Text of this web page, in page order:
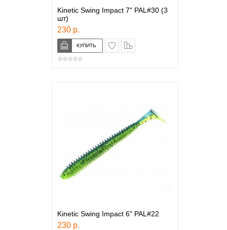
Kinetic Swing Impact 7" PAL#30 (3
шт)
230 р.
в закладки
Kinetic Swing Impact 6" PAL#22
230 р.